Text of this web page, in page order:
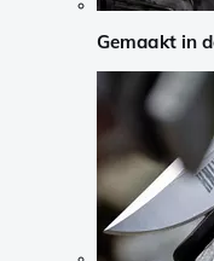
Gemaakt in